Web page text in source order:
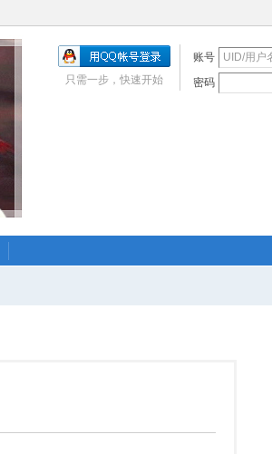
账号
密码
只需一步，快速开始